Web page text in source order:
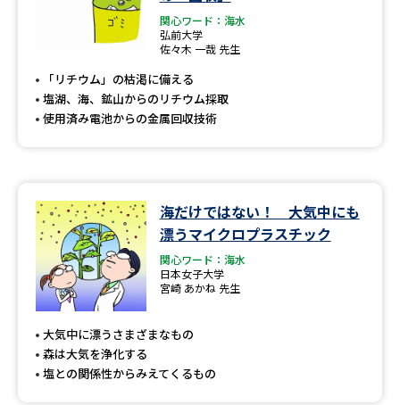
受験準備
先輩が入学を決めた理由 テレメール全国一斉進学調査
新生活お役立ちガイド
学問発見
関心ワード：海水
弘前大学
佐々木 一哉 先生
「リチウム」の枯渇に備える
塩湖、海、鉱山からのリチウム採取
使用済み電池からの金属回収技術
海だけではない！ 大気中にも
漂うマイクロプラスチック
関心ワード：海水
日本女子大学
宮崎 あかね 先生
大気中に漂うさまざまなもの
森は大気を浄化する
塩との関係性からみえてくるもの